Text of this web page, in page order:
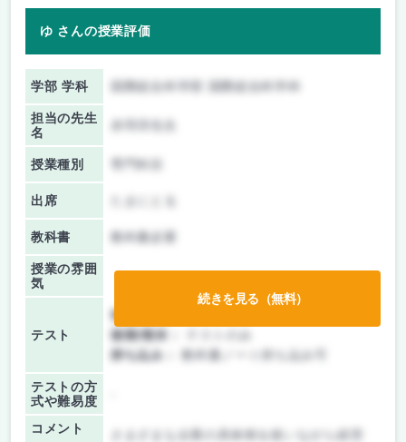
ゆ さんの授業評価
学部 学科 国際総合科学部 国際総合科学科
担当の先生
名
授業種別
出席
教科書 教科書必要
授業の雰囲
気
テスト
前期/中間：
後期/期末：
持ち込み：
教科書ノート持ち込み可
テストの方
式や難易度
コメント
続きを見る（無料）